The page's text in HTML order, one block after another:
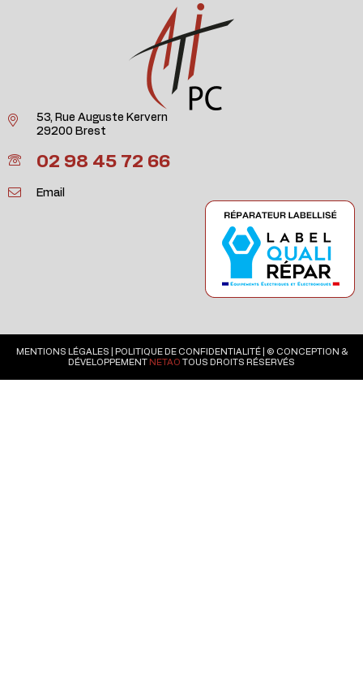
53, Rue Auguste Kervern
29200 Brest
02 98 45 72 66
Email
MENTIONS LÉGALES POLITIQUE DE CONFIDENTIALITÉ| © CONCEPTION &
DÉVELOPPEMENT NETAO TOUS DROITS RÉSERVÉS